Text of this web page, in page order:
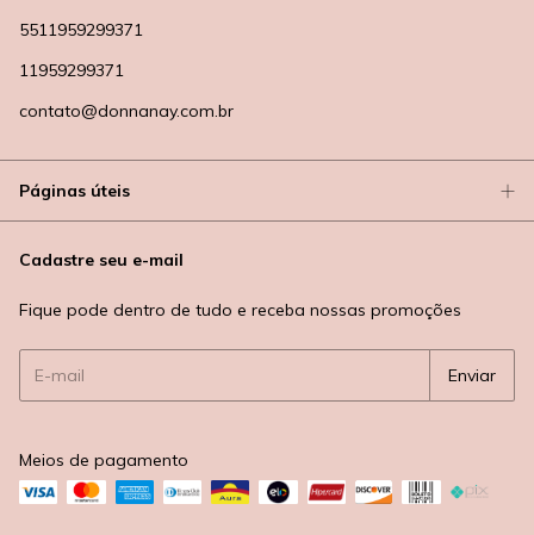
5511959299371
11959299371
contato@donnanay.com.br
Páginas úteis
Cadastre seu e-mail
Fique pode dentro de tudo e receba nossas promoções
Meios de pagamento